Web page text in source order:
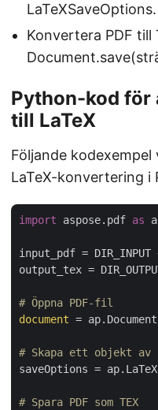
LaTeXSaveOptions.
Konvertera PDF till
Python-kod för
till LaTeX
Följande
LaTeX-konvertering i
import aspose.pdf as
input_pdf = DIR_INPUT
output_tex =
# Öppna PDF-fil
document =
# Skapa ett objekt av
saveOptions =
# Spara PDF som TEX